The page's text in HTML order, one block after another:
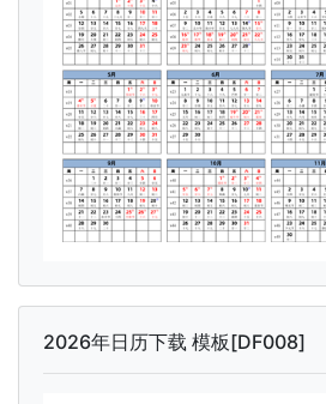
2026年日历下载 模板[DF008]